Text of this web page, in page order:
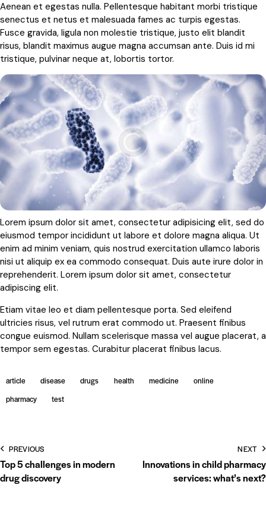
Aenean et egestas nulla. Pellentesque habitant morbi tristique
senectus et netus et malesuada fames ac turpis egestas.
Fusce gravida, ligula non molestie tristique, justo elit blandit
risus, blandit maximus augue magna accumsan ante. Duis id mi
tristique, pulvinar neque at, lobortis tortor.
Lorem ipsum dolor sit amet, consectetur adipisicing elit, sed do
eiusmod tempor incididunt ut labore et dolore magna aliqua. Ut
enim ad minim veniam, quis nostrud exercitation ullamco laboris
nisi ut aliquip ex ea commodo consequat. Duis aute irure dolor in
reprehenderit. Lorem ipsum dolor sit amet, consectetur
adipiscing elit.
Etiam vitae leo et diam pellentesque porta. Sed eleifend
ultricies risus, vel rutrum erat commodo ut. Praesent finibus
congue euismod. Nullam scelerisque massa vel augue placerat, a
tempor sem egestas. Curabitur placerat finibus lacus.
article disease drugs health medicine
online
pharmacy
test
PREVIOUS
Top 5 challenges in modern
drug discovery
NEXT
Innovations in child pharmacy
services: what’s next?